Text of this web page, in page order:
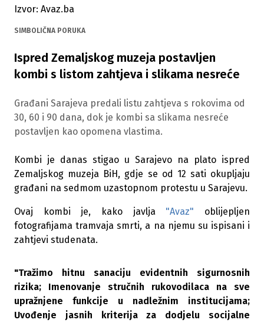
Izvor: Avaz.ba
SIMBOLIČNA PORUKA
Ispred Zemaljskog muzeja postavljen
kombi s listom zahtjeva i slikama nesreće
Građani Sarajeva predali listu zahtjeva s rokovima od
30, 60 i 90 dana, dok je kombi sa slikama nesreće
postavljen kao opomena vlastima.
Kombi je danas stigao u Sarajevo na plato ispred
Zemaljskog muzeja BiH, gdje se od 12 sati okupljaju
građani na sedmom uzastopnom protestu u Sarajevu.
Ovaj kombi je, kako javlja "Avaz" oblijepljen
fotografijama tramvaja smrti, a na njemu su ispisani i
zahtjevi studenata.
"Tražimo hitnu sanaciju evidentnih sigurnosnih
rizika; Imenovanje stručnih rukovodilaca na sve
upražnjene funkcije u nadležnim institucijama;
Uvođenje jasnih kriterija za dodjelu socijalne